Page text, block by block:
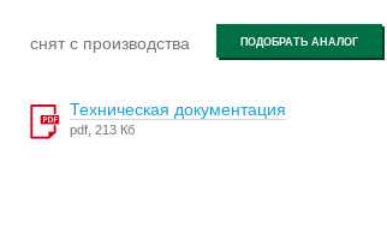
снят с производства ПОДОБРАТЬ АНАЛОГ
Техническая документация
pdf, 213 Кб